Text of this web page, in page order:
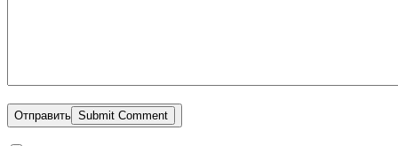
Отправить